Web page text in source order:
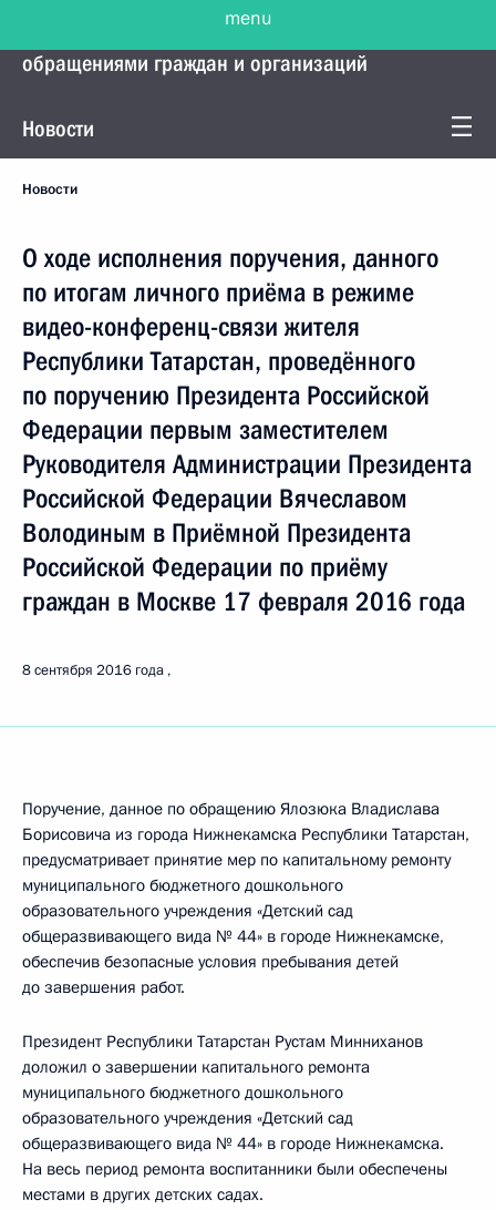
обращениями граждан и организаций
Новости
Новости
О ходе исполнения поручения, данного
по итогам личного приёма в режиме
видео-конференц-связи жителя
Республики Татарстан, проведённого
по поручению Президента Российской
Федерации первым заместителем
Руководителя Администрации Президента
Российской Федерации Вячеславом
Володиным в Приёмной Президента
Российской Федерации по приёму
граждан в Москве 17 февраля 2016 года
8 сентября 2016 года
Поручение, данное по обращению Ялозюка Владислава
Борисовича из города Нижнекамска Республики Татарстан,
предусматривает принятие мер по капитальному ремонту
муниципального бюджетного дошкольного
образовательного учреждения «Детский сад
общеразвивающего вида № 44» в городе Нижнекамске,
обеспечив безопасные условия пребывания детей
до завершения работ.
Президент Республики Татарстан Рустам Минниханов
доложил о завершении капитального ремонта
муниципального бюджетного дошкольного
образовательного учреждения «Детский сад
общеразвивающего вида № 44» в городе Нижнекамска.
На весь период ремонта воспитанники были обеспечены
местами в других детских садах.